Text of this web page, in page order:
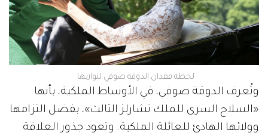
لحظة فقدان الدوقة صوفي لتوازنها
وتُعرف الدوقة صوفي، في الأوساط الملكية، بأنها
«السلاح السري للملك تشارلز الثالث»، بفضل التزامها
وولائها الهادئ للعائلة الملكية. وتعود جذور العلاقة